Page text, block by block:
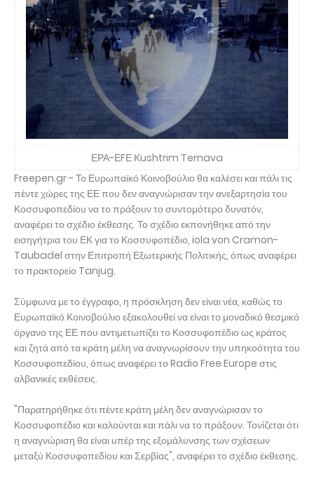
ΕΡΑ-ΕFΕ Κushtrim Τernava
Freepen.gr - Το Ευρωπαϊκό Κοινοβούλιο θα καλέσει και πάλι τις
πέντε χώρες της ΕΕ που δεν αναγνώρισαν την ανεξαρτησία του
Κοσσυφοπεδίου να το πράξουν το συντομότερο δυνατόν,
αναφέρει το σχέδιο έκθεσης. Το σχέδιο εκπονήθηκε από την
εισηγήτρια του ΕΚ για το Κοσσυφοπέδιο, iola von Cramon-
Taubadel στην Επιτροπή Εξωτερικής Πολιτικής, όπως αναφέρει
το πρακτορείο Tanjug.
Σύμφωνα με το έγγραφο, η πρόσκληση δεν είναι νέα, καθώς το
Ευρωπαϊκό Κοινοβούλιο εξακολουθεί να είναι το μοναδικό θεσμικό
όργανο της ΕΕ που αντιμετωπίζει το Κοσσυφοπέδιο ως κράτος
και ζητά από τα κράτη μέλη να αναγνωρίσουν την υπηκοότητα του
Κοσσυφοπεδίου, όπως αναφέρει το Radio Free Europe στις
αλβανικές εκθέσεις.
"Παρατηρήθηκε ότι πέντε κράτη μέλη δεν αναγνώρισαν το
Κοσσυφοπέδιο και καλούνται και πάλι να το πράξουν. Τονίζεται ότι
η αναγνώριση θα είναι υπέρ της εξομάλυνσης των σχέσεων
μεταξύ Κοσσυφοπεδίου και Σερβίας", αναφέρει το σχέδιο έκθεσης.